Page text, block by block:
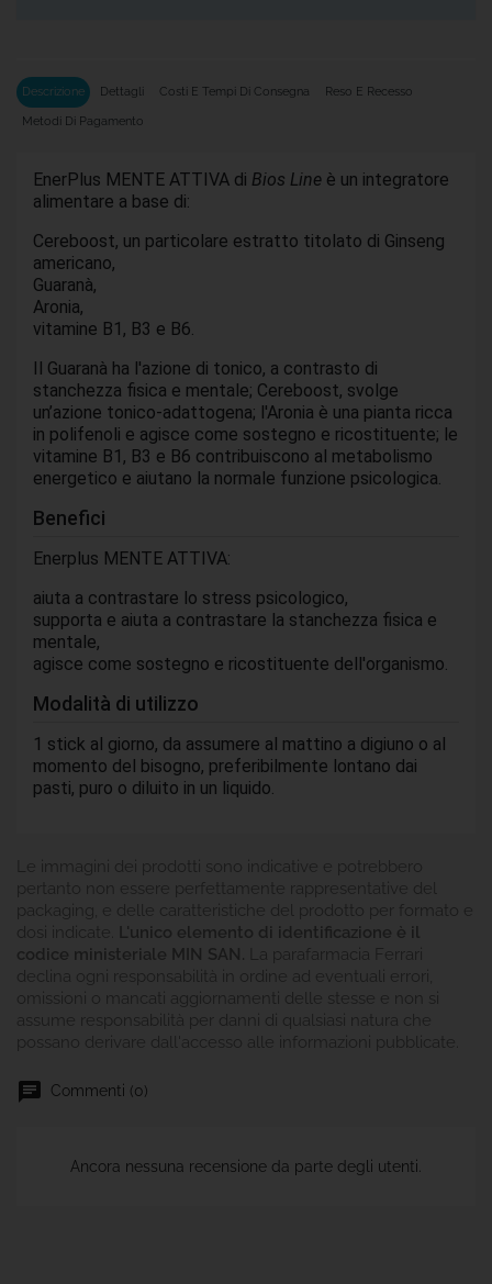
Descrizione Dettagli Costi E Tempi Di Consegna Reso E Recesso
Metodi Di Pagamento
EnerPlus MENTE ATTIVA di Bios Line è un integratore
alimentare a base di:
Cereboost, un particolare estratto titolato di Ginseng
americano,
Guaranà,
Aronia,
vitamine B1, B3 e B6.
Il Guaranà ha l'azione di tonico, a contrasto di
stanchezza fisica e mentale; Cereboost, svolge
un’azione tonico-adattogena; l'Aronia è una pianta ricca
in polifenoli e agisce come sostegno e ricostituente; le
vitamine B1, B3 e B6 contribuiscono al metabolismo
energetico e aiutano la normale funzione psicologica.
Benefici
Enerplus MENTE ATTIVA:
aiuta a contrastare lo stress psicologico,
supporta e aiuta a contrastare la stanchezza fisica e
mentale,
agisce come sostegno e ricostituente dell'organismo.
Modalità di utilizzo
1 stick al giorno, da assumere al mattino a digiuno o al
momento del bisogno, preferibilmente lontano dai
pasti, puro o diluito in un liquido.
Le immagini dei prodotti sono indicative e potrebbero
pertanto non essere perfettamente rappresentative del
packaging, e delle caratteristiche del prodotto per formato e
dosi indicate.
L'unico elemento di identificazione è il
codice ministeriale MIN SAN. La parafarmacia Ferrari
declina ogni responsabilità in ordine ad eventuali errori,
omissioni o mancati aggiornamenti delle stesse e non si
assume responsabilità per danni di qualsiasi natura che
possano derivare dall'accesso alle informazioni pubblicate.
Commenti (0)
Ancora nessuna recensione da parte degli utenti.